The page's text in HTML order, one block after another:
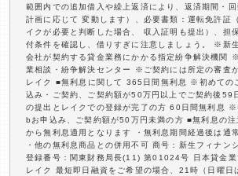
範囲内での追加借入や繰上返済により、返済期間・
計画に応じて 変動します）、必要書類：運転免許証
イクが必要と判断した場合、 収入証明も提出）、担
付条件を確認し、借りすぎに注意しましょう。 ※新
会社が契約する貸金業務にかかる指定紛争解決機関
業相談・紛争解決センター ※ご契約には所定の審査
レイク ■無利息に関して 365日間無利息 ※初めての
込み・ご契約、ご契約額が50万円以上でご契約後59
の提出とレイクでの登録が完了の方 60日間無利息
bお申込み、ご契約額が50万円未満の方 ■無利息の注
から無利息適用となります ・無利息期間経過後は通
・他の無利息商品との併用不可 商号：新生フィナン
登録番号：関東財務局長(11) 第01024号 日本貸金
レイク 最短即日融資をご希望の場合、21時（日曜日